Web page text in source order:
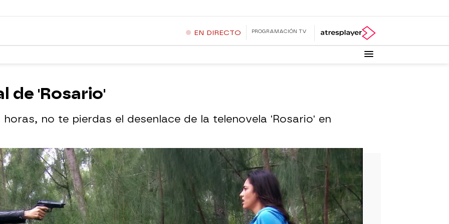
EN DIRECTO PROGRAMACIÓN TV
de 'Rosario'
horas, no te pierdas el desenlace de la telenovela 'Rosario' en